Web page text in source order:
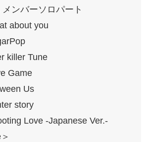
ンバーソロパート
about you
killer Tune
Game
Us
story
Love -Japanese Ver.-